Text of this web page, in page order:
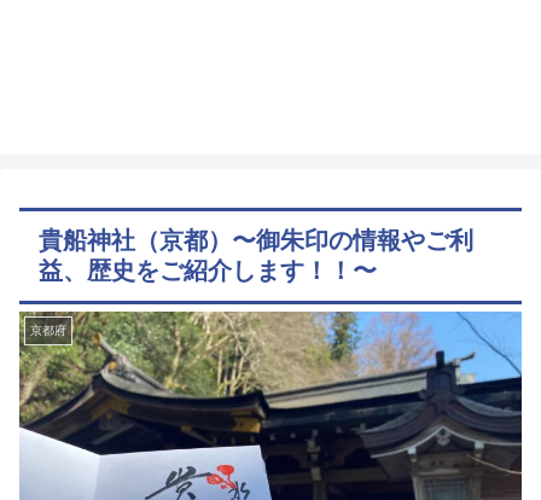
貴船神社（京都）〜御朱印の情報やご利
益、歴史をご紹介します！！〜
京都府